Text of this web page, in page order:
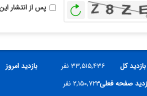
بازخوانیپس از انتشار
بازدید کل ۳۳,۵۱۵,۴۳۶ نفر بازدید امروز
صفحه فعلی۲,۱۵۰,۷۲۳ نفر